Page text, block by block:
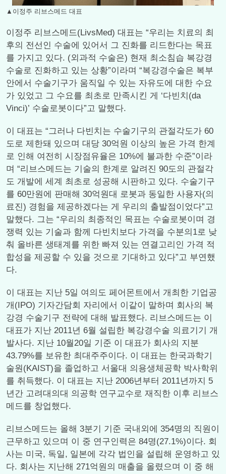
▲이정주 리브스메드 대표
이정주 리브스메드(LivsMed) 대표는 “우리는 치료의 최
후의 전선인 수술에 있어서 그 진화를 리드한다는 목표
를 가지고 있다. (외과적 수술은) 현재 최소침습 복강경
수술로 진화하고 있는 상황”이라며 “복강경수술은 복부
안에서 수술기구가 움직일 수 있는 자유도에 대한 수요
가 있었고 그 수요를 최초로 만족시킨 게 ‘다빈치(da
Vinci)’ 수술로봇이다”고 말했다.
이 대표는 “그러나 다빈치는 수술기구의 관절각도가 60
도로 제한돼 있으며 대당 30억원 이상의 높은 가격 한계
로 인해 여전히 시장점유율은 10%에 불과한 수준”이라
며 “리브스메드는 기술의 한계로 알려진 90도의 관절각
도 개발에 세계 최초로 성공해 시판하고 있다. 수술기구
를 60만원에 판매해 30억원대 로봇과 동일한 사용자(의
료진) 경험을 제공하겠다는 게 우리의 출발점이었다”고
말했다. 그는 “우리의 최종적인 목표는 수술로봇이며 경
쟁력 있는 기술과 함께 다빈치보다 가격을 수분의1로 낮
춰 올바른 생태계를 위한 빠져 있는 연결고리인 가격 적
합성을 제공할 수 있을 것으로 기대하고 있다”고 부연했
다.
이 대표는 지난 5일 여의도 페어몬트에서 개최한 기업공
개(IPO) 기자간담회 자리에서 이같이 말하며 회사의 복
강경 수술기구 전략에 대해 발표했다. 리브스메드는 이
대표가 지난 2011년 6월 설립한 복강경수술 의료기기 개
발사다. 지난 10월20일 기준 이 대표가 회사의 지분
43.79%를 보유한 최대주주이다. 이 대표는 한국과학기
술원(KAIST)을 졸업하고 서울대 의용생체공학 박사학위
를 취득했다. 이 대표는 지난 2006년부터 2011년까지 5
년간 고려대의대 의공학 연구교수로 재직한 이후 리브스
메드를 창업했다.
리브스메드는 올해 3분기 기준 국내외에 354명의 직원이
근무하고 있으며 이 중 연구인력은 84명(27.1%)이다. 회
사는 미국, 독일, 일본에 각각 법인을 설립해 운영하고 있
다. 회사는 지난해 271억원의 매출을 올렸으며 이 중 해